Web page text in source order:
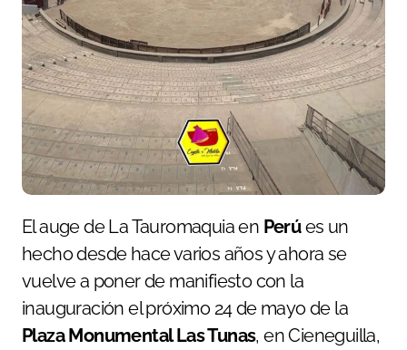
El auge de La Tauromaquia en Perúes un
hecho desde hace varios años y ahora se
vuelve a poner de manifiesto con la
inauguración el próximo 24 de mayo de la
Plaza Monumental Las Tunas, en Cieneguilla,